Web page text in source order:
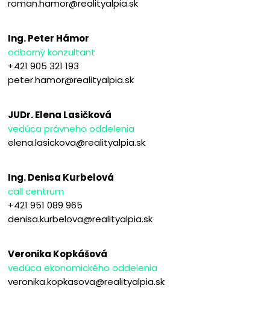
roman.hamor@realityalpia.sk
Ing. Peter Hámor
odborný konzultant
+421 905 321 193
peter.hamor@realityalpia.sk
JUDr. Elena Lasičková
vedúca právneho oddelenia
elena.lasickova@realityalpia.sk
Ing. Denisa Kurbelová
call centrum
+421 951 089 965
denisa.kurbelova@realityalpia.sk
Veronika Kopkášová
vedúca ekonomického oddelenia
veronika.kopkasova@realityalpia.sk